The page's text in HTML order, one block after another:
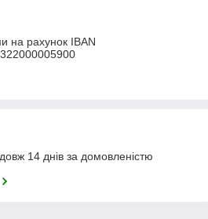
на рахунок IBAN
14 днів за домовленістю